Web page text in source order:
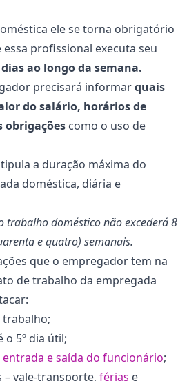
ele se torna obrigatório
profissional executa seu
ao longo da semana.
precisará informarquais
do salário, horários de
obrigações como o uso de
a duração máxima do
doméstica, diária e
trabalho doméstico não excederá 8
e quatro) semanais.
que o empregador tem na
de trabalho da empregada
trabalho;
o 5º dia útil;
e saída do funcionário;
– vale-transporte, férias e